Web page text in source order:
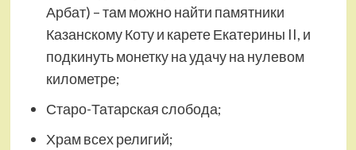
Арбат) – там можно найти памятники
Казанскому Коту и карете Екатерины II, и
подкинуть монетку на удачу на нулевом
километре;
Старо-Татарская слобода;
Храм всех религий;